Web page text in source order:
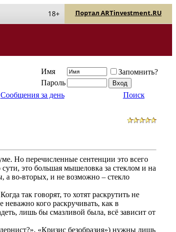
Портал ARTinvestment.RU
18+
Имя
Запомнить?
Пароль
Сообщения за день Поиск
Но перечисленные сентенции это всего
это большая мышеловка за стеклом и на
а во-вторых, и не возможно – стекло
так говорят, то хотят раскрутить не
кого раскручивать, как в
лишь бы смазливой была, всё зависит от
«Кризис безобразия») нужны лишь